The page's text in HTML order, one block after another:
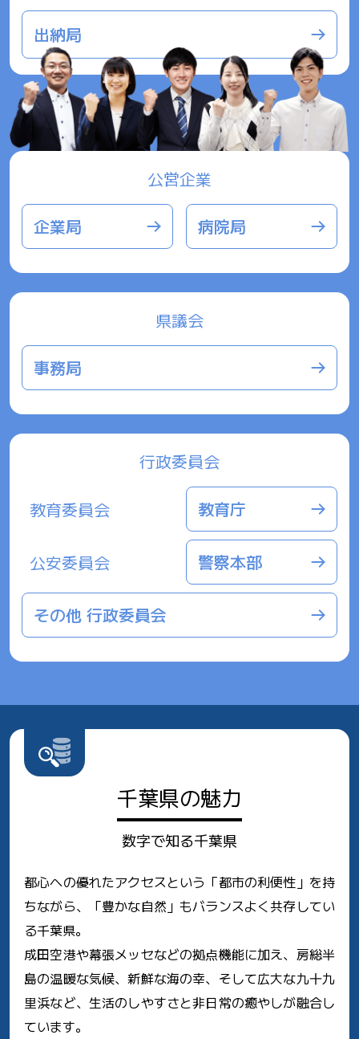
出納局
公営企業
企業局 病院局
県議会
事務局
行政委員会
教育委員会 教育庁
公安委員会 警察本部
その他 行政委員会
千葉県の魅力
数字で知る千葉県
都心への優れたアクセスという「都市の利便性」を持
ちながら、
「豊かな自然」もバランスよく共存してい
る千葉県。
成田空港や幕張メッセなどの拠点機能に加え、 房総半
島の温暖な気候、新鮮な海の幸、そして広大な九十九
里浜など、 生活のしやすさと非日常の癒やしが融合し
ています。